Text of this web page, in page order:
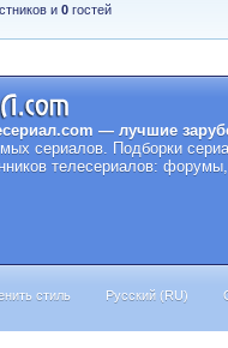
и0 гостей
— лучшие
сериалов. Подборки
телесериалов:
стиль Русский (RU)